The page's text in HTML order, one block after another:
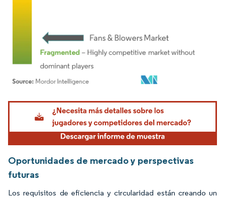
Imagen © Mordor Intelligence. El uso requiere atribución según CC BY 4.0.
Oportunidades de mercado y perspectivas
futuras
Los requisitos de eficiencia y circularidad están creando un